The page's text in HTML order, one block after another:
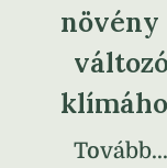
növény
Tovább...